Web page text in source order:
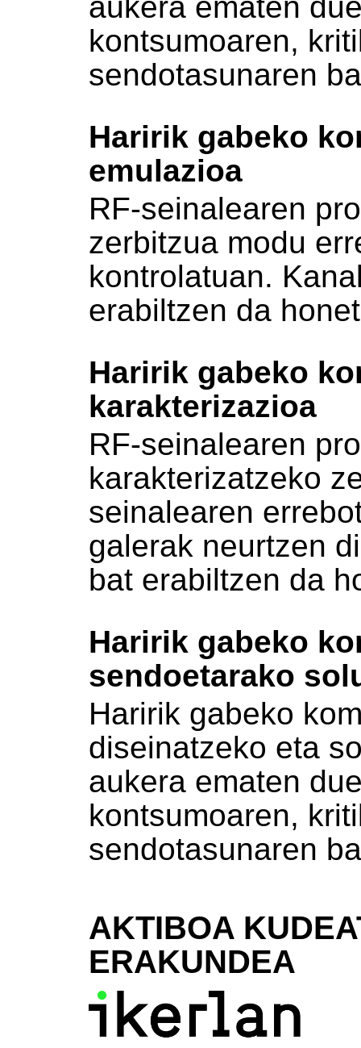
kontsumoaren,
sendotasunaren
Haririk gabeko
emulazioa
RF-seinalearen
zerbitzua modu
kontrolatuan.
erabiltzen da
Haririk gabeko
karakterizazioa
RF-seinalearen
karakterizatzeko
seinalearen
galerak neurtzen
bat erabiltzen da
Haririk gabeko
sendoetarako
Haririk gabeko
diseinatzeko eta
aukera ematen
kontsumoaren,
sendotasunaren
AKTIBOA
ERAKUNDEA